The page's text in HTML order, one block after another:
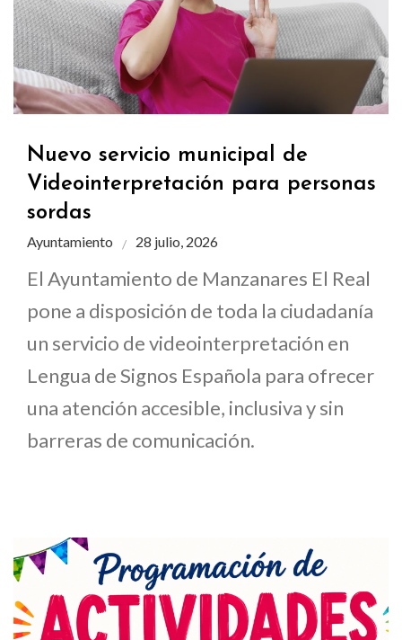
Nuevo servicio municipal de
Videointerpretación para personas
sordas
Ayuntamiento 28 julio, 2026
El Ayuntamiento de Manzanares El Real
pone a disposición de toda la ciudadanía
un servicio de videointerpretación en
Lengua de Signos Española para ofrecer
una atención accesible, inclusiva y sin
barreras de comunicación.